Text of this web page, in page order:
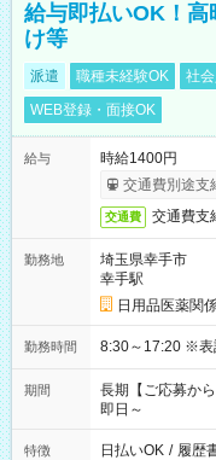
給与即払いOK！
け等
派遣 職種未経験OK 社
WEB登録・面接OK
給与
時給1400円
交通費別途支
交通費 交通費支
勤務地
埼玉県幸手市
幸手駅
日用品医薬関
勤務時間 8:30
期間
長期【ご応募か
即日～
特徴 日払いOK / 履歴